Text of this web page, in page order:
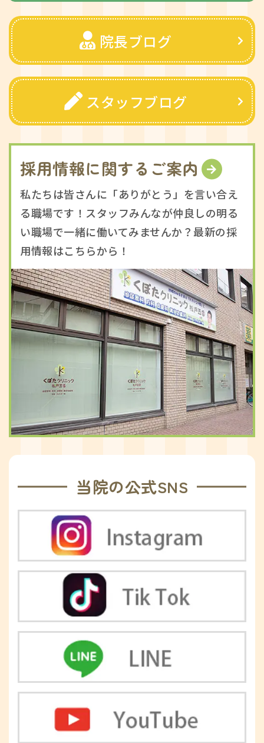
院長ブログ
スタッフブログ
採用情報に関するご案内
私たちは皆さんに「ありがとう」を言い合え
る職場です！スタッフみんなが仲良しの明る
い職場で一緒に働いてみませんか？最新の採
用情報はこちらから！
当院の公式SNS